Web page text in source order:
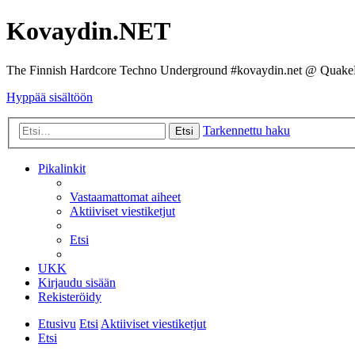
Kovaydin.NET
The Finnish Hardcore Techno Underground #kovaydin.net @
Hyppää sisältöön
Etsi Tarkennettu haku
Pikalinkit
Vastaamattomat aiheet
Aktiiviset viestiketjut
Etsi
UKK
Kirjaudu sisään
Rekisteröidy
Etusivu EtsiAktiiviset viestiketjut
Etsi